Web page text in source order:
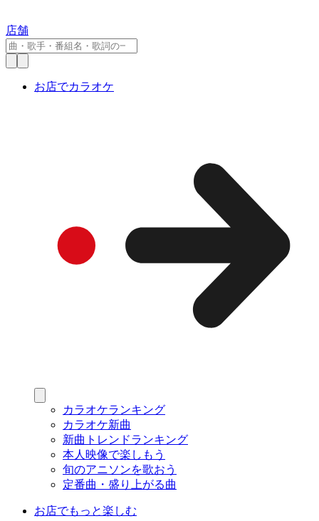
店舗
お店でカラオケ
カラオケランキング
カラオケ新曲
新曲トレンドランキング
本人映像で楽しもう
旬のアニソンを歌おう
定番曲・盛り上がる曲
お店でもっと楽しむ